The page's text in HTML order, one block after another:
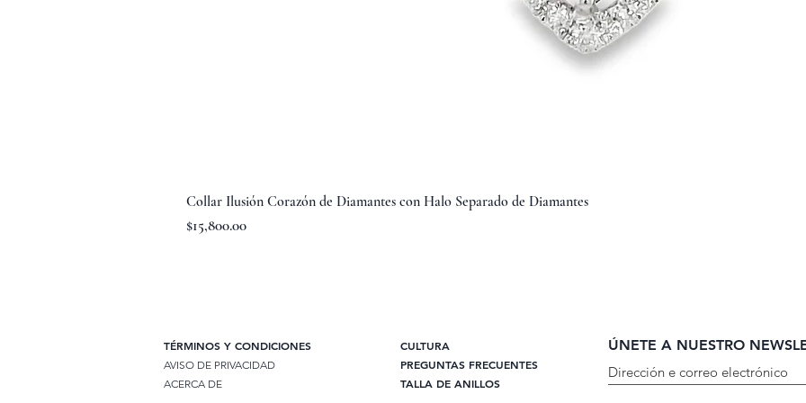
Vista rápida
Collar Ilusión Corazón de Diamantes con Halo Separado de Diamantes
Precio
$15,800.00
TÉRMINOS Y CONDICIONES
AVISO DE PRIVACIDAD
ACERCA DE
CULTURA
PREGUNTAS FRECUENTES
TALLA DE ANILLOS
ÚNETE A NUESTRO